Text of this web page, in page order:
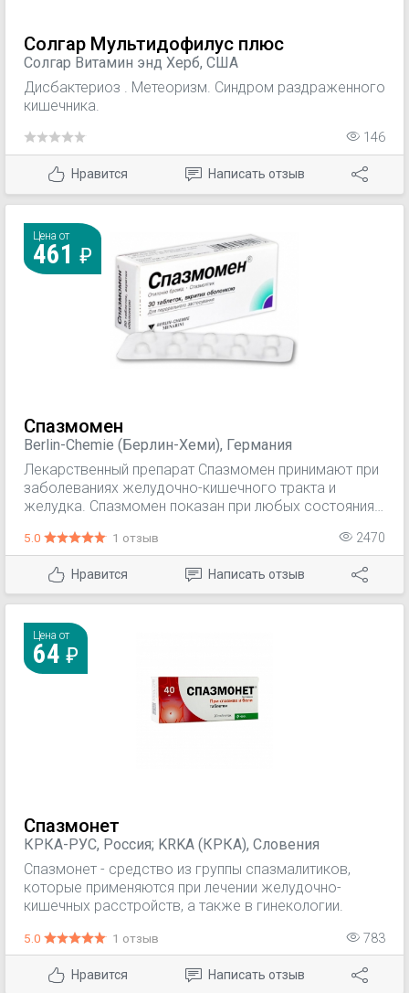
Результаты исследований, в которых пациенты
принимали пароксетин на протяжении до 1 года,
показали, что препарат эффективно предотвращает
рецидивы депрессии. Обсессивно-компульсивное
расстройство
Солгар Мультидофилус плюс
Солгар Витамин энд Херб, США
Дисбактериоз . Метеоризм. Синдром раздраженного
кишечника.
146
Нравится Написать отзыв
Цена от
461
Спазмомен
Berlin-Chemie (Берлин-Хеми), Германия
Лекарственный препарат Спазмомен принимают при
заболеваниях желудочно-кишечного тракта и
желудка. Спазмомен показан при любых состояниях,
интенсивности перистальтики или спазмами
кишечника (синдром раздраженного кишечника
(СРК), абдоминальные боли и вздутие живота,
другие).
5.0 1 отзыв 2470
Нравится Написать отзыв
Цена от
64
Спазмонет
КРКА-РУС, Россия; KRKA (КРКА), Словения
Спазмонет - средство из группы спазмалитиков,
которые применяются при лечении желудочно-
кишечных расстройств, а также в гинекологии.
5.0 1 отзыв 783
Нравится Написать отзыв